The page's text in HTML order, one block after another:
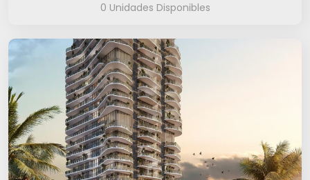
0 Unidades Disponibles